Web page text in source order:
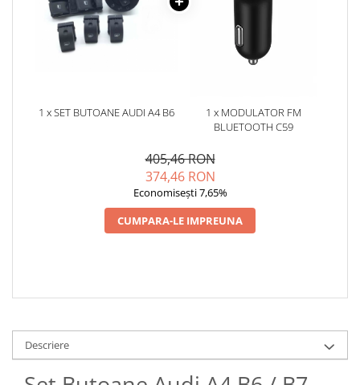
1 x SET BUTOANE AUDI A4 B6
1 x MODULATOR FM
BLUETOOTH C59
405,46 RON
374,46 RON
Economisești 7,65%
CUMPARA-LE IMPREUNA
Descriere